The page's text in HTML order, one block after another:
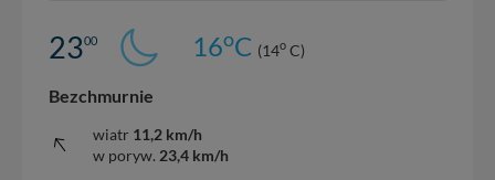
2300 16oC (14o C)
Bezchmurnie
wiatr 11,2 km/h
w poryw. 23,4 km/h